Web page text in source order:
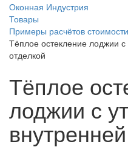
Оконная Индустрия
Товары
Примеры расчётов
Тёплое остекление лоджии
отделкой
Тёплое
лоджии с